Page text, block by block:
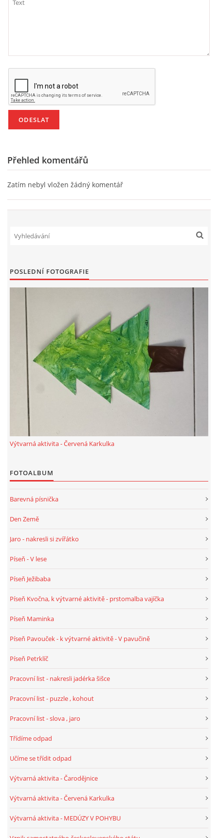
BÁSNĚ K TÉMATU JARO
POHYBOVÉ AKTIVITY NA TÉMA JARO
POHYBOVÉ AKTIVITY NA TÉMA LÉTO
PÍSNĚ K TÉMATU PODZIM
BÁSNĚ K TÉMATU PODZIM
PÍSNĚ K TÉMATU ZIMA
BÁSNĚ K TÉMATU ZIMA
POHYBOVÉ AKTIVITY NA TÉMA ZIMA
VZDĚLÁVACÍ PLÁN OD ZÁŘÍ DO ČERVNA
TÝDENNÍ PLÁNY
SMYSLOVÁ AKTIVITA
MONTESSORI AKTIVITA
JÓGOVÉ CVIČENÍ, TYPY, RADY, RECENZE
STÁTNÍ SVÁTKY
20.10. DEN STROMŮ
DUŠIČKY
SVATÁ KATEŘINA 25.LISTOPADU
MIKULÁŠ, ČERTI
Přehled komentářů
Zatím nebyl vložen žádný komentář
POSLEDNÍ FOTOGRAFIE
Výtvarná aktivita - Červená Karkulka
FOTOALBUM
Barevná písnička
Den Země
Jaro - nakresli si zvířátko
Píseň - V lese
Píseň Ježibaba
Píseň Kvočna, k výtvarné aktivitě - prstomalba vajíčka
Píseň Maminka
Píseň Pavouček - k výtvarné aktivitě - V pavučině
Píseň Petrklíč
Pracovní list - nakresli jadérka šišce
Pracovní list - puzzle , kohout
Pracovní list - slova , jaro
Třídíme odpad
Učíme se třídit odpad
Výtvarná aktivita - Čarodějnice
Výtvarná aktivita - Červená Karkulka
Výtvarná aktivita - MEDÚZY V POHYBU